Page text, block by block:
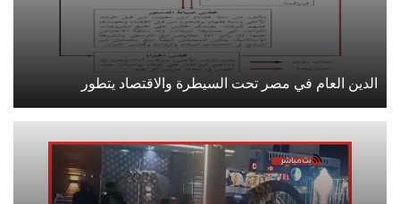
الدين العام في مصر تحت السيطرة والاقتصاد يتطور